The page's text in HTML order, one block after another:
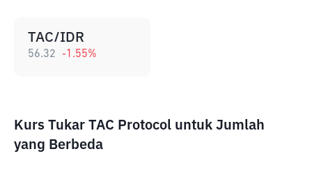
TAC/IDR
56.32 -1.55%
Kurs Tukar TAC Protocol untuk Jumlah
yang Berbeda